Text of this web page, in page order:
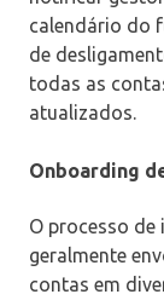
calendário do
de
todas as
atualizados.
Onboarding
O processo
geralmente
contas em